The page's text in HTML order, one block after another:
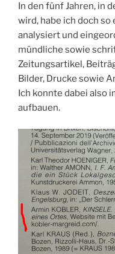
In den fünf Jahren, in
wird, habe ich doch
analysiert und
mündliche sowie
Zeitungsartikel,
Bilder, Drucke sowie
Ich konnte dabei also
aufbauen.